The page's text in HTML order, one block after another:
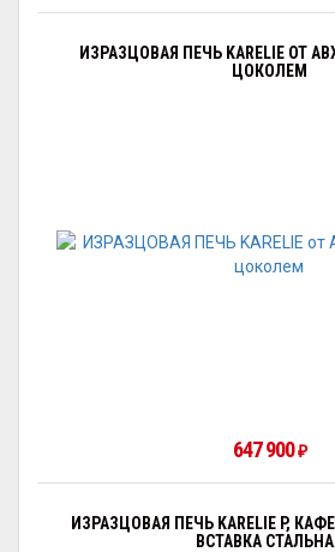
ИЗРАЗЦОВАЯ ПЕЧЬ KARELIE ОТ
ЦОКОЛЕМ
647 900₽
ИЗРАЗЦОВАЯ ПЕЧЬ KARELIE P,
ВСТАВКА